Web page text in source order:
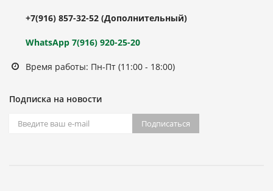
+7(916) 857-32-52 (Дополнительный)
WhatsApp 7(916) 920-25-20
Время работы: Пн-Пт (11:00 - 18:00)
Подписка на новости
Подписаться